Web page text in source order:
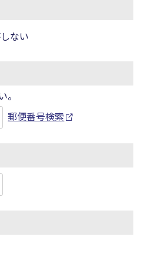
ない
郵便番号検索